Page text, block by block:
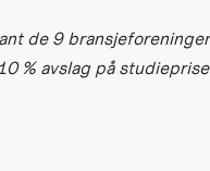
de 9
% avslag på